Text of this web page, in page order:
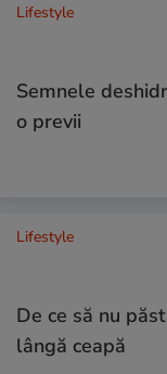
Lifestyle
Semnele
o previi
Lifestyle
De ce să nu
lângă ceapă